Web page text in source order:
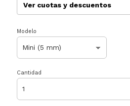
Ver cuotas y descuentos
Modelo
Cantidad